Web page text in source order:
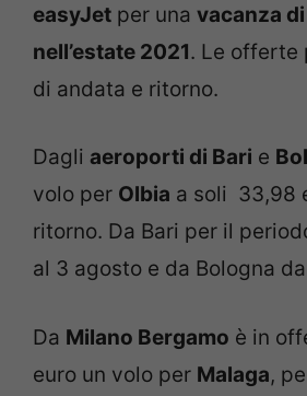
easyJet per una vacanza
nell’estate 2021. Le offerte
di andata e ritorno.
Dagli aeroporti di Bari e
volo per Olbia a soli 33,98
ritorno. Da Bari per il
al 3 agosto e da Bologna
Da Milano Bergamo è in
euro un volo per Malaga,